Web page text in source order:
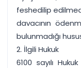
feshedilip
davacının
bulunmadığı
2. İlgili Hukuk
6100 sayılı